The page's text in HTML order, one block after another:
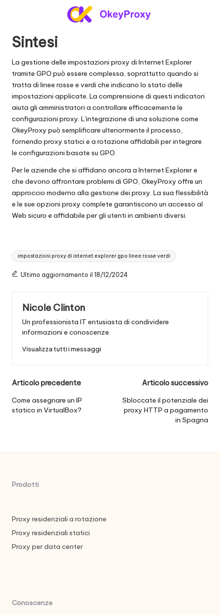
Sintesi
La gestione delle impostazioni proxy di Internet Explorer
tramite GPO può essere complessa, soprattutto quando si
tratta di linee rosse e verdi che indicano lo stato delle
impostazioni applicate. La comprensione di questi indicatori
aiuta gli amministratori a controllare efficacemente le
configurazioni proxy. L'integrazione di una soluzione come
OkeyProxy può semplificare ulteriormente il processo,
fornendo proxy statici e a rotazione affidabili per integrare
le configurazioni basate su GPO.
Per le aziende che si affidano ancora a Internet Explorer e
che devono affrontare problemi di GPO, OkeyProxy offre un
approccio moderno alla gestione dei proxy. La sua flessibilità
e le sue opzioni proxy complete garantiscono un accesso al
Web sicuro e affidabile per gli utenti in ambienti diversi.
Tag:
impostazioni proxy di internet explorer gpo linee rosse verdi
Ultimo aggiornamento il 18/12/2024
Nicole Clinton
Un professionista IT entusiasta di condividere
informazioni e conoscenze.
Visualizza tutti i messaggi
Navigazione
posticipata
Articolo precedente
Come assegnare un IP
statico in VirtualBox?
Articolo successivo
Sbloccate il potenziale dei
proxy HTTP a pagamento
in Spagna
Prodotti
Proxy residenziali a rotazione
Proxy residenziali statici
Proxy per data center
Conoscenze